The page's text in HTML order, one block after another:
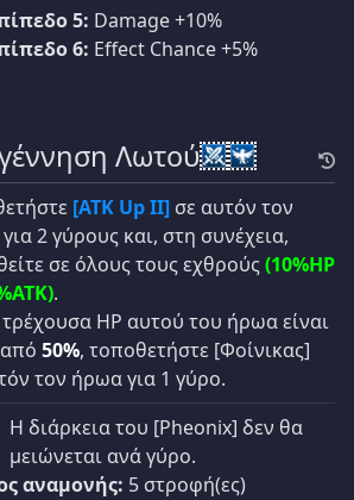
5: Damage +10%
6: Effect Chance +5%
Λωτού
[ATK Up II] σε αυτόν τον
2 γύρους και, στη συνέχεια,
σε όλους τους εχθρούς(10%HP
.
HP αυτού του ήρωα είναι
50%, τοποθετήστε [Φοίνικας]
τον ήρωα για 1 γύρο.
Η διάρκεια του [Pheonix] δεν θα
μειώνεται ανά γύρο.
αναμονής: 5 στροφή(ες)